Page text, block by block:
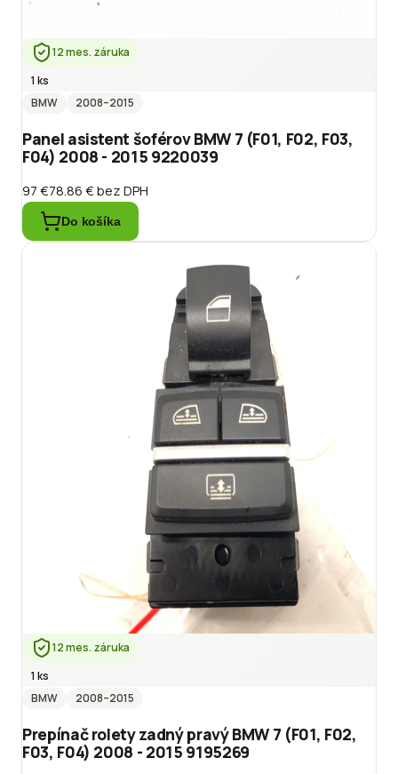
12 mes. záruka
1 ks
BMW
2008–2015
Panel asistent šoférov BMW 7 (F01, F02, F03,
F04) 2008 - 2015 9220039
97 €78.86 €bez DPH
Do košíka
12 mes. záruka
1 ks
BMW
2008–2015
Prepínač rolety zadný pravý BMW 7 (F01, F02,
F03, F04) 2008 - 2015 9195269